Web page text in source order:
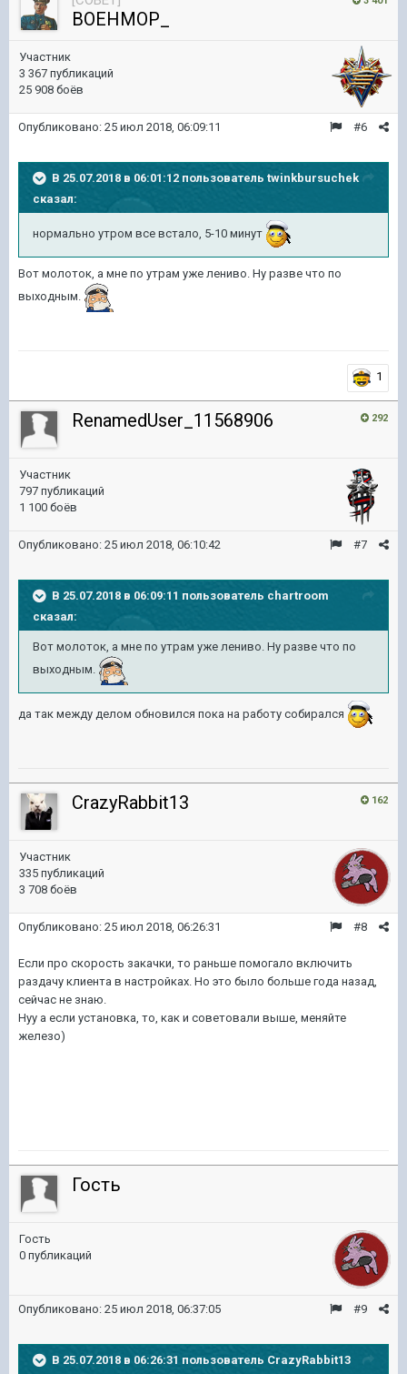
BOEHMOP_
Участник
3 367 публикаций
25 908 боёв
#6
Опубликовано: 25 июл 2018, 06:09:11
В 25.07.2018 в 06:01:12 пользователь twinkbursuchek
сказал:
нормально утром все встало, 5-10 минут
Вот молоток, а мне по утрам уже лениво. Ну разве что по
выходным.
1
292
RenamedUser_11568906
Участник
797 публикаций
1 100 боёв
#7
Опубликовано: 25 июл 2018, 06:10:42
В 25.07.2018 в 06:09:11 пользователь chartroom
сказал:
Вот молоток, а мне по утрам уже лениво. Ну разве что по
выходным.
да так между делом обновился пока на работу собирался
162
CrazyRabbit13
Участник
335 публикаций
3 708 боёв
#8
Опубликовано: 25 июл 2018, 06:26:31
Если про скорость закачки, то раньше помогало включить
раздачу клиента в настройках. Но это было больше года назад,
сейчас не знаю.
Нуу а если установка, то, как и советовали выше, меняйте
железо)
Гость
Гость
0 публикаций
#9
Опубликовано: 25 июл 2018, 06:37:05
В 25.07.2018 в 06:26:31 пользователь CrazyRabbit13